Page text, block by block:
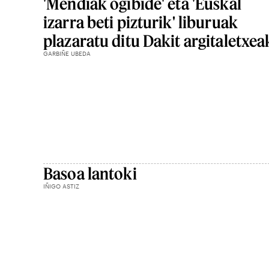
izarra beti pizturik' liburuak
plazaratu ditu Dakit
GARBIÑE UBEDA
Basoa lantoki
IÑIGO ASTIZ